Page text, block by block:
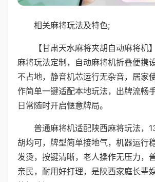
相关麻将玩法及特色;
【甘肃天水麻将夹胡自动麻将机
麻将玩法定制，自动麻将机折叠便携
不占地，静音机芯运行无杂音，居家
作简单一键适配本地玩法，出牌流畅
日常随时开启惬意牌局。
普通麻将机适配陕西麻将玩法，
胡均可，牌型简单接地气，机器运行
发烫，按键清晰，老人操作无压力，
亲民，耐用好打理，是陕西家庭长辈